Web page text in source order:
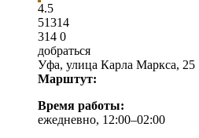
4.5
51314
314 0
добраться
Уфа, улица Карла Маркса, 25
Марштут:
Время работы:
ежедневно, 12:00–02:00